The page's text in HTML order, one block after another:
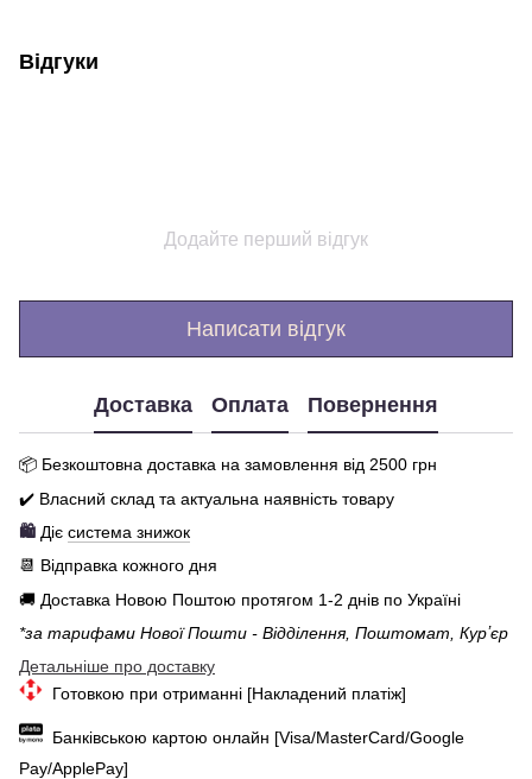
Відгуки
Додайте перший відгук
Написати відгук
Доставка Оплата Повернення
📦 Безкоштовна доставка на замовлення від 2500 грн
✔️ Власний склад та актуальна наявність товару
🛍️ Діє система знижок
📆 Відправка кожного дня
🚚 Доставка Новою Поштою протягом 1-2 днів по Україні
*за тарифами Нової Пошти - Відділення, Поштомат, Курʼєр
Детальніше про доставку
Готовкою при отриманні [Накладений платіж]
Банківською картою онлайн [Visa/MasterCard/Google
Pay/ApplePay]